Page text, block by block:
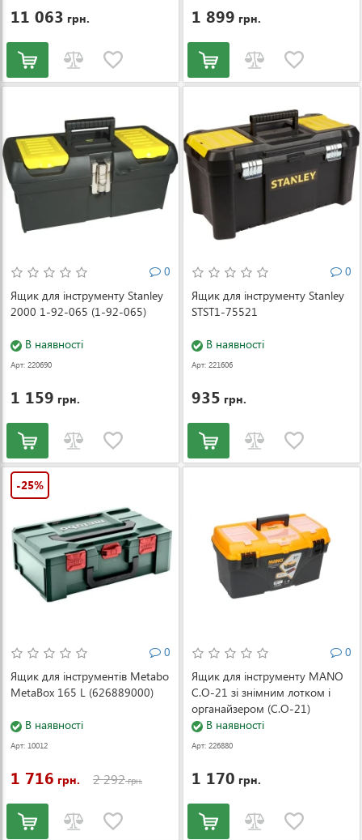
11 063 грн. 1 899 грн.
0
Ящик для інструменту Stanley
2000 1-92-065 (1-92-065)
В наявності
Арт: 220690
1 159 грн.
0
Ящик для інструменту Stanley
STST1-75521
В наявності
Арт: 221606
935 грн.
-25%
0
Ящик для інструментів Metabo
MetaBox 165 L (626889000)
В наявності
Арт: 10012
1 716 грн. 2 292грн.
0
Ящик для інструменту MANO
C.O-21 зі знімним лотком і
органайзером (C.O-21)
В наявності
Арт: 226880
1 170 грн.